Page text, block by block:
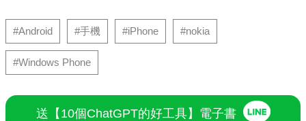
#Android #手機 #iPhone #nokia
#Windows Phone
送【10個ChatGPT的好工具】電子書